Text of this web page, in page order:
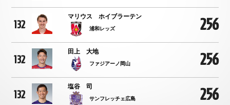
132
マリウス ホイブラーテン
浦和レッズ 256
132
田上 大地
ファジアーノ岡山 256
132
塩谷 司
サンフレッチェ広島 256